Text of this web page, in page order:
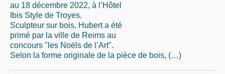
au 18 décembre 2022, à l’Hôtel
Ibis Style de Troyes.
Sculpteur sur bois, Hubert a été
primé par la ville de Reims au
concours "les Noëls de l’Art".
Selon la forme originale de la pièce de bois, (…)